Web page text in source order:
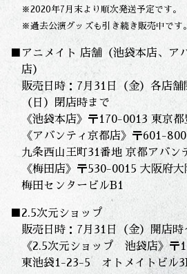
※2020年7月末より順次発送予定です。
※過去公演グッズも引き続き販売中です。
■アニメイト 店舗（池袋本店、ア
店）
販売日時：7月31日（金）各店舗
（日）閉店時まで
《池袋本店》〒170-0013 東京
《アバンティ京都店》〒601-
九条西山王町31番地 京都アバン
《梅田店》〒530-0015 大阪府
梅田センタービルB1
■2.5次元ショップ
販売日時：7月31日（金）開店時
《2.5次元ショップ 池袋店》〒
東池袋1-23-5 オトメイトビル